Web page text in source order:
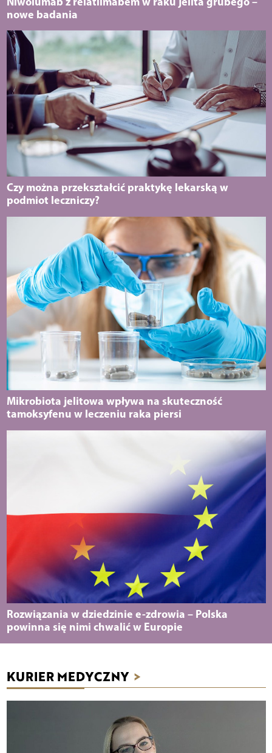
nowe badania
Czy można przekształcić praktykę lekarską w
podmiot leczniczy?
Mikrobiota jelitowa wpływa na skuteczność
tamoksyfenu w leczeniu raka piersi
Rozwiązania w dziedzinie e-zdrowia – Polska
powinna się nimi chwalić w Europie
KURIER MEDYCZNY >